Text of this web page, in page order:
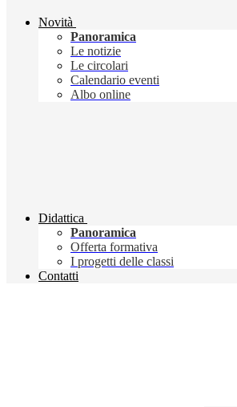
Novità
Panoramica
Le notizie
Le circolari
Calendario eventi
Albo online
Didattica
Panoramica
Offerta formativa
I progetti delle classi
Contatti